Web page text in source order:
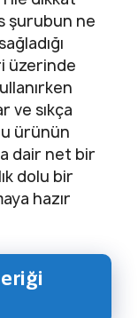
şurubun ne
üzerinde
ve sıkça
ürünün
dair net bir
dolu bir
hazır